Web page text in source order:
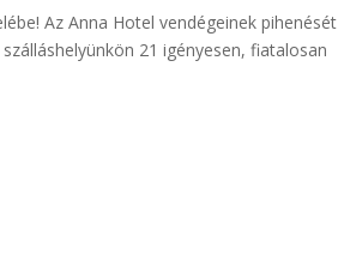
Az Anna Hotel vendégeinek pihenését
21 igényesen, fiatalosan